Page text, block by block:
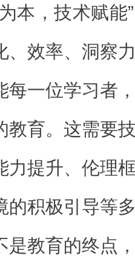
本，技术赋
、效率、洞察
每一位学习者
教育。这需要
力提升、伦理
的积极引导等
是教育的终点